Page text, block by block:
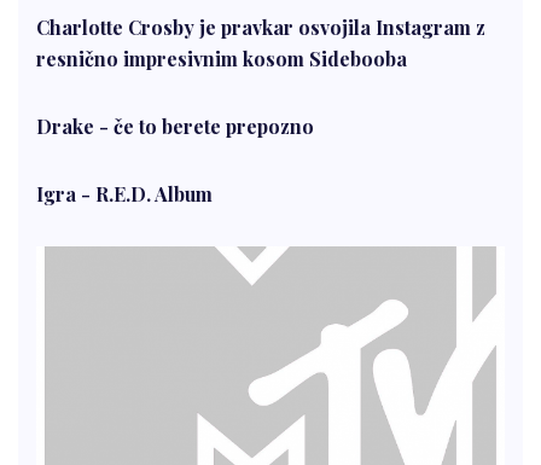
Charlotte Crosby je pravkar osvojila Instagram z
resnično impresivnim kosom Sidebooba
Drake - če to berete prepozno
Igra - R.E.D. Album